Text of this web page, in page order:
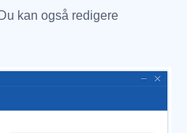
kan også redigere